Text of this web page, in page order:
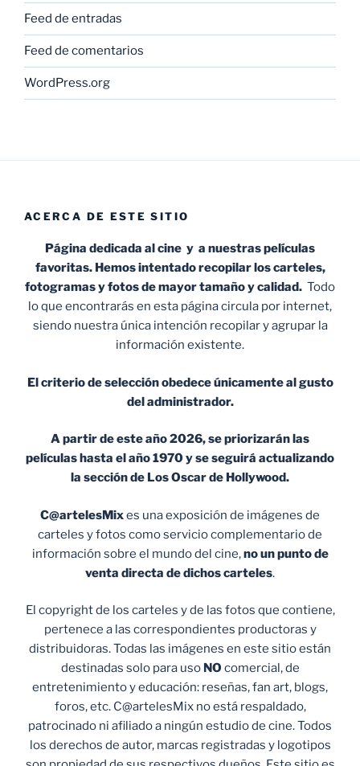
Feed de entradas
Feed de comentarios
WordPress.org
ACERCA DE ESTE SITIO
Página dedicada al cine y a nuestras películas
favoritas. Hemos intentado recopilar los carteles,
fotogramas y fotos de mayor tamaño y calidad. Todo
lo que encontrarás en esta página circula por internet,
siendo nuestra única intención recopilar y agrupar la
información existente.
El criterio de selección obedece únicamente al gusto
del administrador.
A partir de este año 2026, se priorizarán las
películas hasta el año 1970 y se seguirá actualizando
la sección de Los Oscar de Hollywood.
C@artelesMixes una exposición de imágenes de
carteles y fotos como servicio complementario de
información sobre el mundo del cine,no un punto de
venta directa de dichos carteles.
El copyright de los carteles y de las fotos que contiene,
pertenece a las correspondientes productoras y
distribuidoras. Todas las imágenes en este sitio están
destinadas solo para uso NO comercial, de
entretenimiento y educación: reseñas, fan art, blogs,
foros, etc. C@artelesMix no está respaldado,
patrocinado ni afiliado a ningún estudio de cine. Todos
los derechos de autor, marcas registradas y logotipos